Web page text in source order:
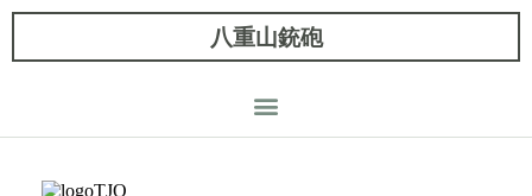
八重山銃砲